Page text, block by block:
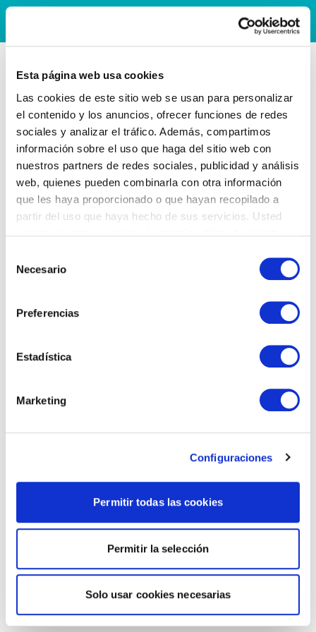
Esta página web usa cookies
Las cookies de este sitio web se usan para personalizar
el contenido y los anuncios, ofrecer funciones de redes
sociales y analizar el tráfico. Además, compartimos
información sobre el uso que haga del sitio web con
nuestros partners de redes sociales, publicidad y análisis
web, quienes pueden combinarla con otra información
que les haya proporcionado o que hayan recopilado a
partir del uso que haya hecho de sus servicios. Usted
Necesario
Preferencias
Estadística
Marketing
Configuraciones
Permitir todas las cookies
Permitir la selección
Solo usar cookies necesarias